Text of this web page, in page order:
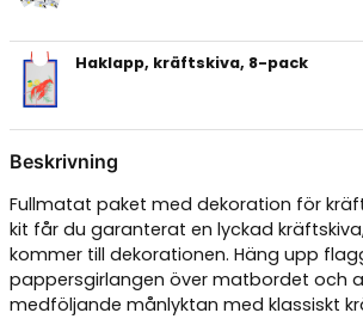
Haklapp, kräftskiva, 8-pack
Beskrivning
Fullmatat paket med dekoration för
kit får du garanterat en lyckad
kommer till dekorationen. Häng upp
pappersgirlangen över matbordet och
medföljande månlyktan med klassiskt